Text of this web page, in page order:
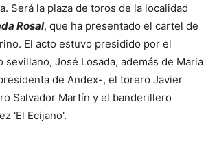
Será la plaza de toros de la localidad
Rosal, que ha presentado el cartel de
El acto estuvo presidido por el
sevillano, José Losada, además de Maria
de Andex-, el torero Javier
Salvador Martín y el banderillero
'El Ecijano'.